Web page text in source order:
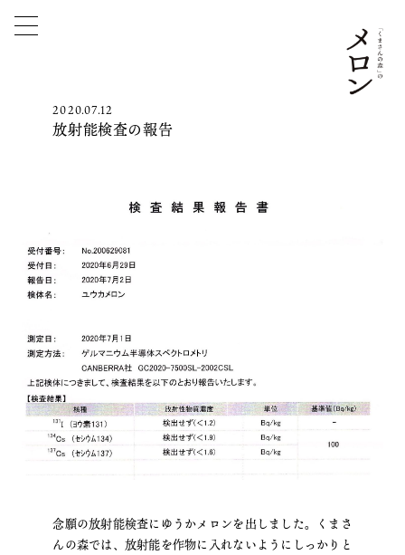
2020.07.12
放射能検査の報告
念願の放射能検査にゆうかメロンを出しました。くまさ
んの森では、放射能を作物に入れないようにしっかりと